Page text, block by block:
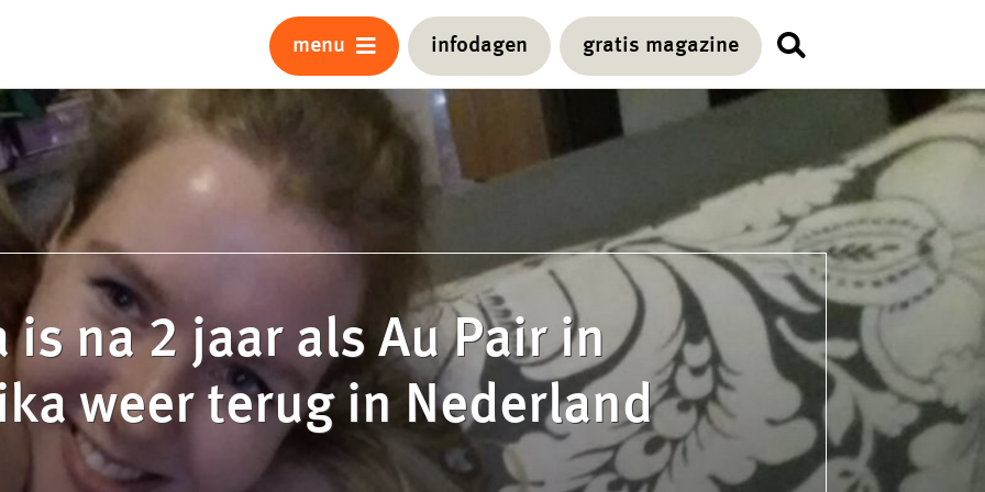
menu infodagen gratis magazine
is na 2 jaar als Au Pair in
weer terug in Nederland